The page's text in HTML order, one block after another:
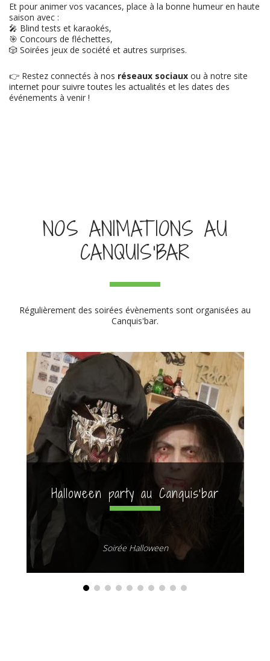
Et pour animer vos vacances, place à la bonne humeur en haute
saison avec :
🎤 Blind tests et karaokés,
🎯 Concours de fléchettes,
🎲 Soirées jeux de société et autres surprises.
👉 Restez connectés à nos réseaux sociaux ou à notre site
internet pour suivre toutes les actualités et les dates des
événements à venir !
NOS ANIMATIONS AU
CANQUIS'BAR
Régulièrement des soirées évènements sont organisées au
Canquis'bar.
Halloween party au Canquis'bar
Soirée Halloween